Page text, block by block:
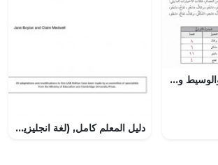
حل تمارين المنوال والوسيط والقيم المتطرفة
دليل المعلم كامل, (لغة انجليزية) الخامس